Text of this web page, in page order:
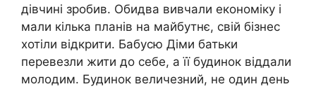
дівчині зробив. Обидва вивчали економіку і
мали кілька планів на майбутнє, свій бізнес
хотіли відкрити. Бабусю Діми батьки
перевезли жити до себе, а її будинок віддали
молодим. Будинок величезний, не один день